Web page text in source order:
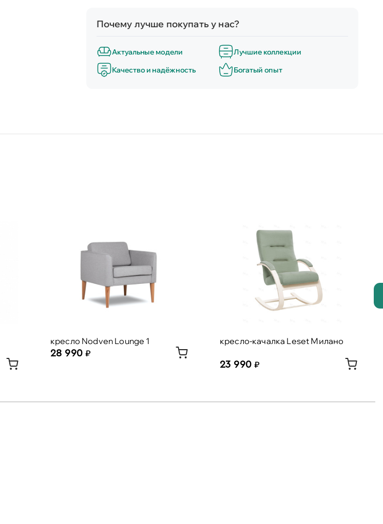
Почему лучше покупать у нас?
Актуальные модели
Лучшие коллекции
Качество и надёжность
Богатый опыт
кресло Nodven Lounge 1
28 990
кресло-качалка Leset Милано
23 990